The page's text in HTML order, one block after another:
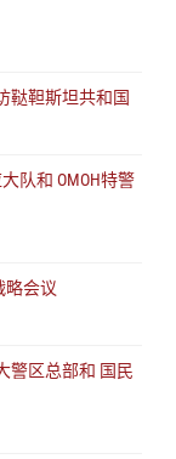
鞑靼斯坦共和国
大队和 ОМОН特警
略会议
警区总部和 国民